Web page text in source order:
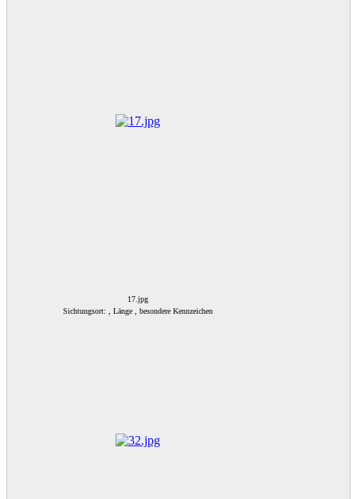
17.jpg
Sichtungsort: , Länge , besondere Kennzeichen